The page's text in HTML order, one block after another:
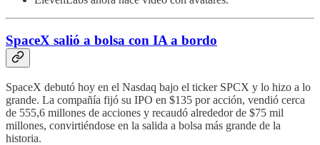
SpaceX salió a bolsa con IA a bordo
SpaceX debutó hoy en el Nasdaq bajo el ticker SPCX y lo hizo a lo
grande. La compañía fijó su IPO en $135 por acción, vendió cerca
de 555,6 millones de acciones y recaudó alrededor de $75 mil
millones, convirtiéndose en la salida a bolsa más grande de la
historia.